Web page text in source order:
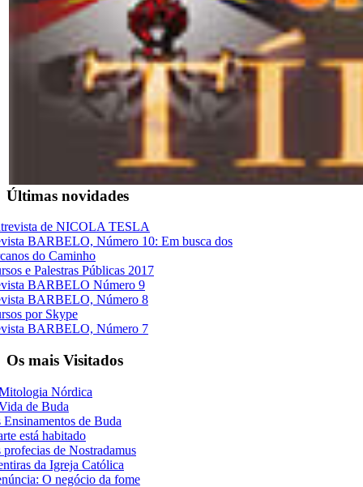
Últimas novidades
de NICOLA TESLA
BARBELO, Número 10: Em busca dos
do Caminho
e Palestras Públicas 2017
BARBELO Número 9
BARBELO, Número 8
por Skype
BARBELO, Número 7
Os mais Visitados
Nórdica
de Buda
Ensinamentos de Buda
está habitado
profecias de Nostradamus
da Igreja Católica
O negócio da fome